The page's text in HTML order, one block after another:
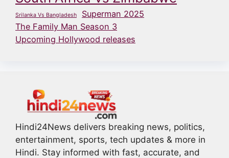
Srilanka Vs Bangladesh
Superman 2025
The Family Man Season 3
Upcoming Hollywood releases
Hindi24News delivers breaking news, politics,
entertainment, sports, tech updates & more in
Hindi. Stay informed with fast, accurate, and